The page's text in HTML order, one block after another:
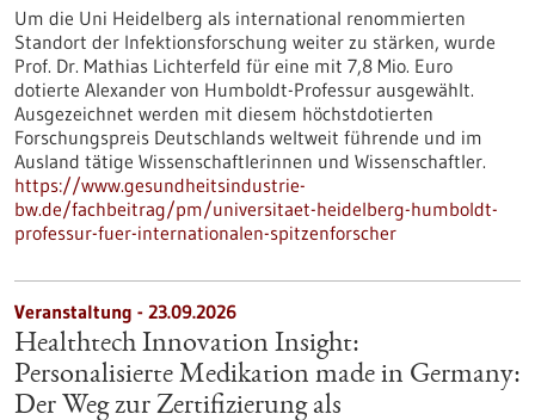
Um die Uni Heidelberg als international renommierten
Standort der Infektionsforschung weiter zu stärken, wurde
Prof. Dr. Mathias Lichterfeld für eine mit 7,8 Mio. Euro
dotierte Alexander von Humboldt-Professur ausgewählt.
Ausgezeichnet werden mit diesem höchstdotierten
Forschungspreis Deutschlands weltweit führende und im
Ausland tätige Wissenschaftlerinnen und Wissenschaftler.
https://www.gesundheitsindustrie-
bw.de/fachbeitrag/pm/universitaet-heidelberg-humboldt-
professur-fuer-internationalen-spitzenforscher
Veranstaltung - 23.09.2026
Healthtech Innovation Insight:
Personalisierte Medikation made in Germany:
Der Weg zur Zertifizierung als